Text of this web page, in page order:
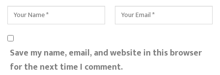
Save my name, email, and website in this browser
for the next time I comment.